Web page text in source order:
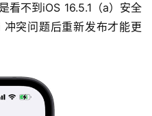
看不到iOS 16.5.1（a）安全
突问题后重新发布才能更